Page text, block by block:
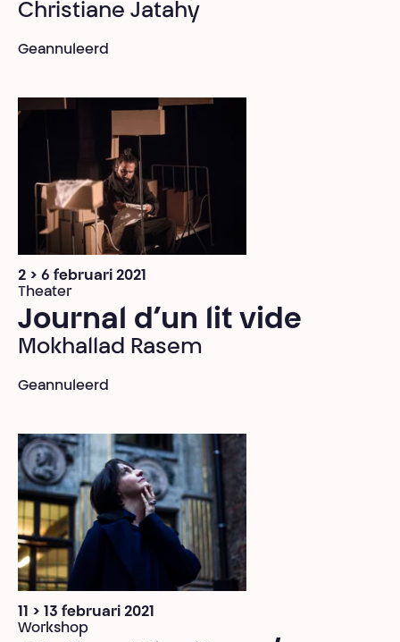
Christiane Jatahy
Geannuleerd
2 > 6 februari 2021
Theater
Journal d’un lit vide
Mokhallad Rasem
Geannuleerd
11 > 13 februari 2021
Workshop